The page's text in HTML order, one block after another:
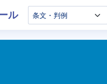
ル